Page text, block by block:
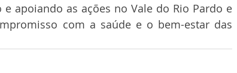
e apoiando as ações no Vale do Rio Pardo e
com a saúde e o bem-estar das